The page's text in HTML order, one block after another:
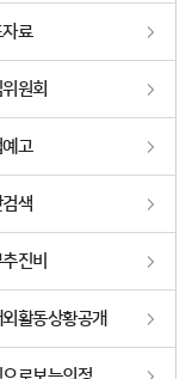
료
원회
고
색
진비
활동상황공개